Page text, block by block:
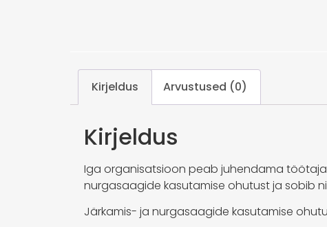
Kirjeldus Arvustused (0)
Kirjeldus
Iga organisatsioon peab juhendama
nurgasaagide kasutamise ohutust ja sobib
Järkamis- ja nurgasaagide kasutamise